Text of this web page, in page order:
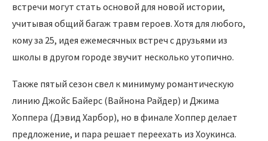
встречи могут стать основой для новой истории,
учитывая общий багаж травм героев. Хотя для любого,
кому за 25, идея ежемесячных встреч с друзьями из
школы в другом городе звучит несколько утопично.
Также пятый сезон свел к минимуму романтическую
линию Джойс Байерс (Вайнона Райдер) и Джима
Хоппера (Дэвид Харбор), но в финале Хоппер делает
предложение, и пара решает переехать из Хоукинса.